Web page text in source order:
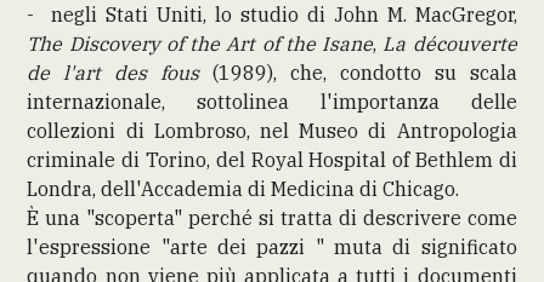
- negli Stati Uniti, lo studio di John M. MacGregor,
The Discovery of the Art of the Isane, La découverte
de l'art des fous(1989), che, condotto su scala
internazionale, sottolinea l'importanza delle
collezioni di Lombroso, nel Museo di Antropologia
criminale di Torino, del Royal Hospital of Bethlem di
Londra, dell'Accademia di Medicina di Chicago.
È una "scoperta" perché si tratta di descrivere come
l'espressione "arte dei pazzi " muta di significato
quando non viene più applicata a tutti i documenti